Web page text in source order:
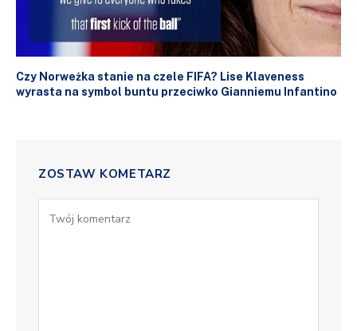
Czy Norweżka stanie na czele FIFA? Lise Klaveness
wyrasta na symbol buntu przeciwko Gianniemu Infantino
ZOSTAW KOMETARZ